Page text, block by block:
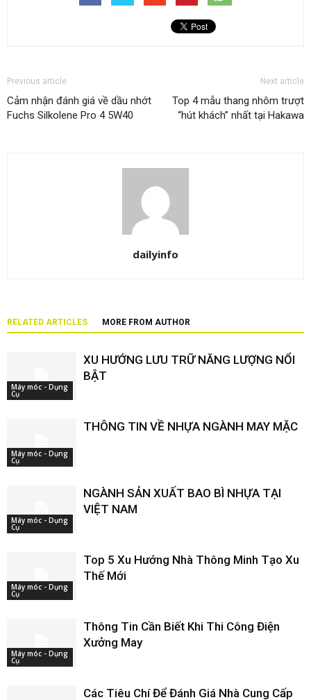
Previous article
Cảm nhận đánh giá về dầu nhớt
Fuchs Silkolene Pro 4 5W40
Next article
Top 4 mẫu thang nhôm trượt
“hút khách” nhất tại Hakawa
dailyinfo
RELATED ARTICLES MORE FROM AUTHOR
Máy móc - Dụng
Cụ
XU HƯỚNG LƯU TRỮ NĂNG LƯỢNG NỔI
BẬT
Máy móc - Dụng
Cụ
THÔNG TIN VỀ NHỰA NGÀNH MAY MẶC
Máy móc - Dụng
Cụ
NGÀNH SẢN XUẤT BAO BÌ NHỰA TẠI
VIỆT NAM
Máy móc - Dụng
Cụ
Top 5 Xu Hướng Nhà Thông Minh Tạo Xu
Thế Mới
Máy móc - Dụng
Cụ
Thông Tin Cần Biết Khi Thi Công Điện
Xưởng May
Các Tiêu Chí Để Đánh Giá Nhà Cung Cấp